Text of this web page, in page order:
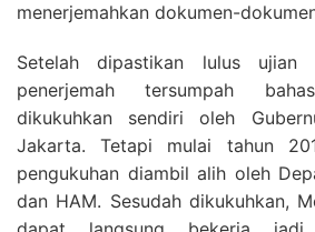
menerjemahkan dokumen-
Setelah dipastikan lulus ujian
penerjemah tersumpah
dikukuhkan sendiri oleh
Jakarta. Tetapi mulai tahun
pengukuhan diambil alih oleh
dan HAM. Sesudah dikukuhkan,